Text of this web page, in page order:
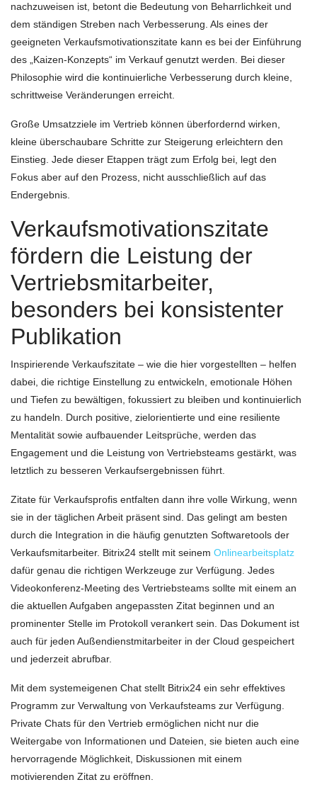
nachzuweisen ist, betont die Bedeutung von Beharrlichkeit und
dem ständigen Streben nach Verbesserung. Als eines der
geeigneten Verkaufsmotivationszitate kann es bei der Einführung
des „Kaizen-Konzepts“ im Verkauf genutzt werden. Bei dieser
Philosophie wird die kontinuierliche Verbesserung durch kleine,
schrittweise Veränderungen erreicht.
Große Umsatzziele im Vertrieb können überfordernd wirken,
kleine überschaubare Schritte zur Steigerung erleichtern den
Einstieg. Jede dieser Etappen trägt zum Erfolg bei, legt den
Fokus aber auf den Prozess, nicht ausschließlich auf das
Endergebnis.
Verkaufsmotivationszitate
fördern die Leistung der
Vertriebsmitarbeiter,
besonders bei konsistenter
Publikation
Inspirierende Verkaufszitate – wie die hier vorgestellten – helfen
dabei, die richtige Einstellung zu entwickeln, emotionale Höhen
und Tiefen zu bewältigen, fokussiert zu bleiben und kontinuierlich
zu handeln. Durch positive, zielorientierte und eine resiliente
Mentalität sowie aufbauender Leitsprüche, werden das
Engagement und die Leistung von Vertriebsteams gestärkt, was
letztlich zu besseren Verkaufsergebnissen führt.
Zitate für Verkaufsprofis entfalten dann ihre volle Wirkung, wenn
sie in der täglichen Arbeit präsent sind. Das gelingt am besten
durch die Integration in die häufig genutzten Softwaretools der
Verkaufsmitarbeiter. Bitrix24 stellt mit seinem Onlinearbeitsplatz
dafür genau die richtigen Werkzeuge zur Verfügung. Jedes
Videokonferenz-Meeting des Vertriebsteams sollte mit einem an
die aktuellen Aufgaben angepassten Zitat beginnen und an
prominenter Stelle im Protokoll verankert sein. Das Dokument ist
auch für jeden Außendienstmitarbeiter in der Cloud gespeichert
und jederzeit abrufbar.
Mit dem systemeigenen Chat stellt Bitrix24 ein sehr effektives
Programm zur Verwaltung von Verkaufsteams zur Verfügung.
Private Chats für den Vertrieb ermöglichen nicht nur die
Weitergabe von Informationen und Dateien, sie bieten auch eine
hervorragende Möglichkeit, Diskussionen mit einem
motivierenden Zitat zu eröffnen.